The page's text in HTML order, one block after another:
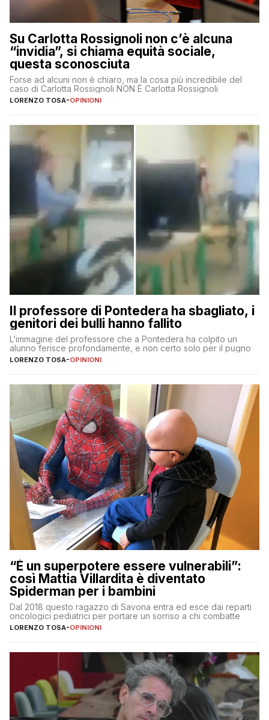
Su Carlotta Rossignoli non c’è alcuna
“invidia”, si chiama equità sociale,
questa sconosciuta
Forse ad alcuni non è chiaro, ma la cosa più incredibile del
caso di Carlotta Rossignoli NON È Carlotta Rossignoli
LORENZO TOSA-OPINIONI
Il professore di Pontedera ha sbagliato, i
genitori dei bulli hanno fallito
L’immagine del professore che a Pontedera ha colpito un
alunno ferisce profondamente, e non certo solo per il pugno
LORENZO TOSA-OPINIONI
“È un superpotere essere vulnerabili”:
così Mattia Villardita è diventato
Spiderman per i bambini
Dal 2018 questo ragazzo di Savona entra ed esce dai reparti
oncologici pediatrici per portare un sorriso a chi combatte
LORENZO TOSA-OPINIONI